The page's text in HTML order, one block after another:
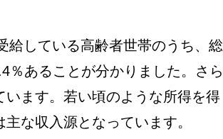
給している高齢者世帯のうち、総
％あることが分かりました。さら
ます。若い頃のような所得を得
な収入源となっています。